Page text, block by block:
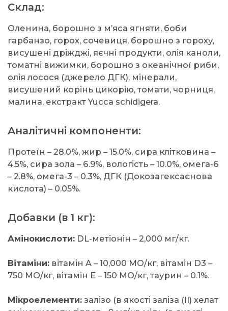
Склад:
Оленина, борошно з м’яса ягняти, боби
гарбанзо, горох, сочевиця, борошно з гороху,
висушені дріжджі, яєчні продукти, олія каноли,
томатні вижимки, борошно з океанічної риби,
олія лосося (джерело ДГК), мінерали,
висушений корінь цикорію, томати, чорниця,
малина, екстракт Yucca schidigera.
Аналітичні компоненти:
Протеїн – 28.0%, жир – 15.0%, сира клітковина –
4.5%, сира зола – 6.9%, вологість – 10.0%, омега-6
– 2.8%, омега-3 – 0.3%, ДГК (Докозагексаєнова
кислота) – 0.05%.
Добавки (в 1 кг):
Амінокислоти: DL-метіонін – 2,000 мг/кг.
Вітаміни: вітамін A – 10,000 МО/кг, вітамін D3 –
750 МО/кг, вітамін E – 150 МО/кг, таурин – 0.1%.
Мікроелементи: залізо (в якості заліза (II) хелат